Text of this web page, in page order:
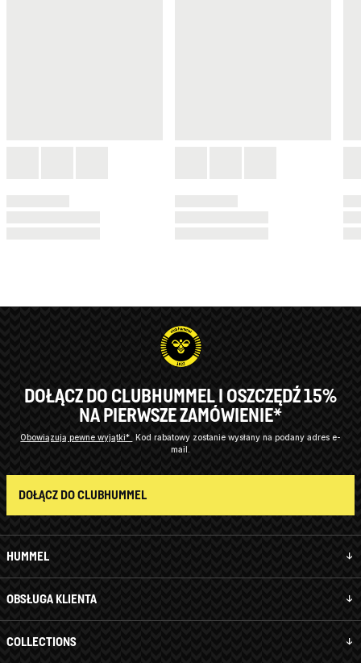
HUMMEL
OBSŁUGA KLIENTA
COLLECTIONS
DOŁĄCZ DO CLUBHUMMEL I OSZCZĘDŹ 15%
NA PIERWSZE ZAMÓWIENIE*
Obowiązują pewne wyjątki*
Kod rabatowy zostanie wysłany na podany adres e-
mail.
DOŁĄCZ DO CLUBHUMMEL